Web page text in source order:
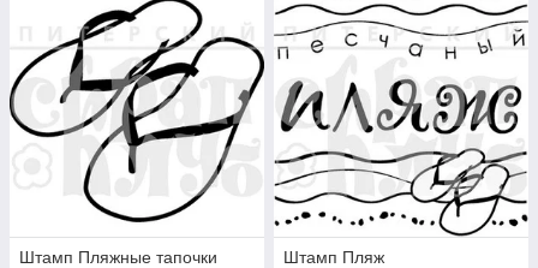
Штамп Пляжные тапочки
Штамп Пляж